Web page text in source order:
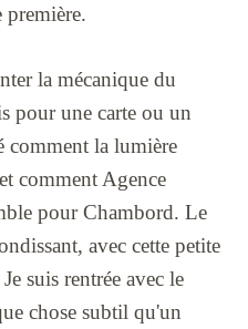
première.
la mécanique du
pour une carte ou un
comment la lumière
comment Agence
pour Chambord. Le
avec cette petite
suis rentrée avec le
chose subtil qu'un